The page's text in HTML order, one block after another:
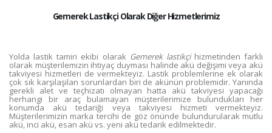
Gemerek Lastikçi Olarak Diğer Hizmetlerimiz
Yolda lastik tamiri ekibi olarak Gemerek lastikçihizmetinden farklı
olarak müşterilemizin ihtiyaç duyması halinde akü değişimi veya akü
takviyesi hizmetleri de vermekteyiz. Lastik problemlerine ek olarak
çok sık karşılaşılan sorunlardan biri de akünün problemidir. Yanında
gerekli alet ve teçhizatı olmayan hatta akü takviyesi yapacağı
herhangi bir araç bulamayan müşterilerimize bulundukları her
konumda akü tedariği veya takviyesi hizmeti vermekteyiz.
Müşterilerimizin marka tercihi de göz önünde bulundurularak mutlu
akü, inci akü, esan akü vs. yeni akü tedarik edilmektedir.